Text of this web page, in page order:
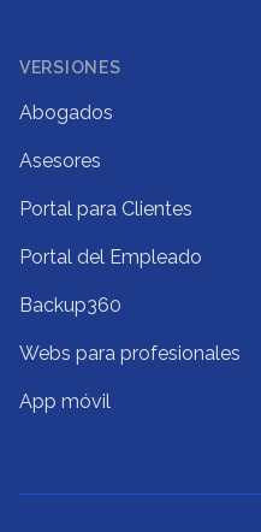
VERSIONES
Abogados
Asesores
Portal para Clientes
Portal del Empleado
Backup360
Webs para profesionales
App móvil